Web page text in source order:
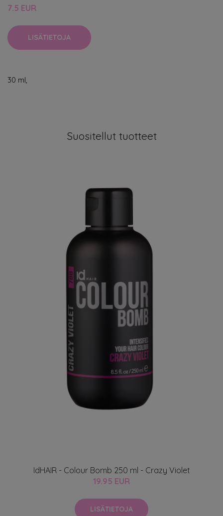
7.5 EUR
LISÄTIETOJA
30 ml,
Suositellut tuotteet
IdHAIR - Colour Bomb 250 ml - Crazy Violet
19.95 EUR
LISÄTIETOJA